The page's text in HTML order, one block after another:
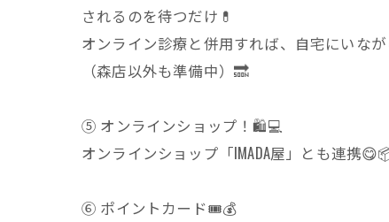
されるのを待つだけ💊
オンライン診療と併用すれば、自宅にいな
（森店以外も準備中）🔜
⑤ オンラインショップ！🛍️💻
オンラインショップ「IMADA屋」とも連携
⑥ ポイントカード🎟️💰